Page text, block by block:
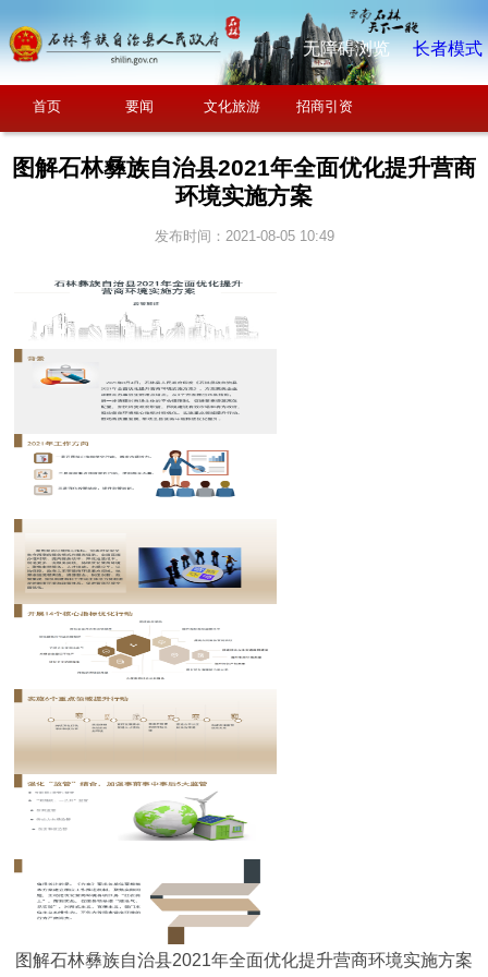
无障碍浏览 长者模式
首页 要闻 文化旅游 招商引资
图解石林彝族自治县2021年全面优化提升营商
环境实施方案
发布时间：2021-08-05 10:49
图解石林彝族自治县2021年全面优化提升营商环境实施方案